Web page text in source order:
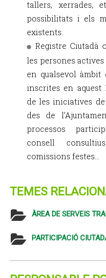
tallers, xerrades,
possibilitats i els
existents.
Registre Ciutadà
les persones
en qualsevol àmbit
inscrites en aquest
de les iniciatives
des de
processos
consell
comissions festes...
TEMES
ÀREA DE SERVEIS
PARTICIPACIÓ